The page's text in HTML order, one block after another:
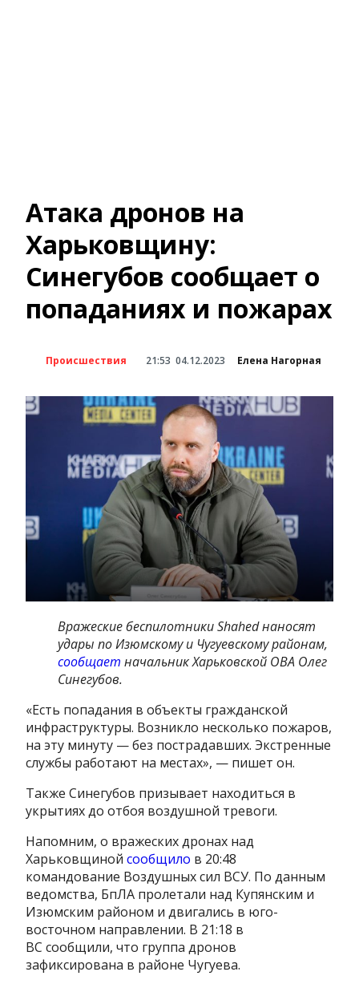
Атака дронов на
Харьковщину:
Синегубов сообщает о
попаданиях и пожарах
Происшествия 21:53 04.12.2023 Елена Нагорная
Вражеские беспилотники Shahed наносят
удары по Изюмскому и Чугуевскому районам,
сообщает начальник Харьковской ОВА Олег
Синегубов.
«Есть попадания в объекты гражданской
инфраструктуры. Возникло несколько пожаров,
на эту минуту — без пострадавших. Экстренные
службы работают на местах», — пишет он.
Также Синегубов призывает находиться в
укрытиях до отбоя воздушной тревоги.
Напомним, о вражеских дронах над
Харьковщинойсообщило в 20:48
командование Воздушных сил ВСУ. По данным
ведомства, БпЛА пролетали над Купянским и
Изюмским районом и двигались в юго-
восточном направлении. В 21:18 в
ВС сообщили, что группа дронов
зафиксирована в районе Чугуева.